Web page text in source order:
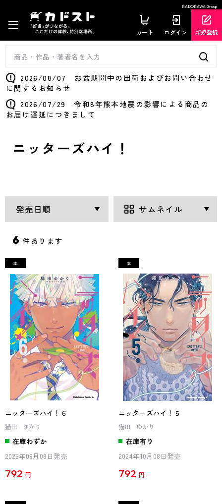
KADOKAWA Group
カート ログイン 新規登録
2026/08/07 お盆期間中の出荷およびお問い合わせ
に関するお知らせ
2026/07/29 令和8年熊本地震の影響による商品の
お届け遅延につきまして
ニッターズハイ！
6 件あります
ニッターズハイ！６
猫田 ゆかり
在庫わずか
2025年09月08日発売
792 円
ニッターズハイ！５
猫田 ゆかり
在庫有り
2024年10月08日発売
792 円